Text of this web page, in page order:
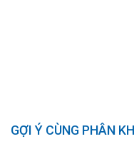
GỢI Ý CÙNG PHÂN